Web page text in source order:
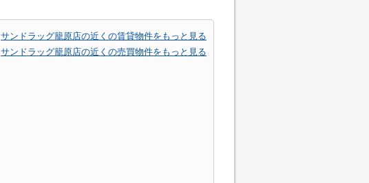
サンドラッグ籠原店の近くの賃貸物件をもっと見る
サンドラッグ籠原店の近くの売買物件をもっと見る